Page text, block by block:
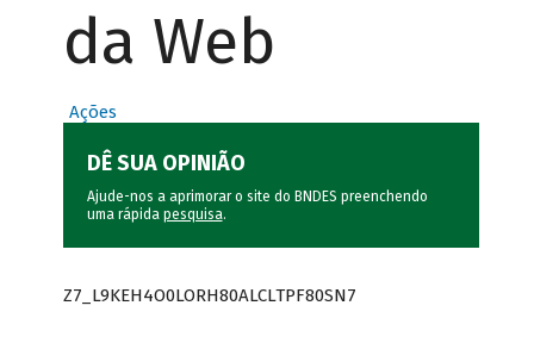
da Web
Ações
DÊ SUA OPINIÃO
Ajude-nos a aprimorar o site do BNDES preenchendo
uma rápida pesquisa.
Z7_L9KEH4O0LORH80ALCLTPF80SN7